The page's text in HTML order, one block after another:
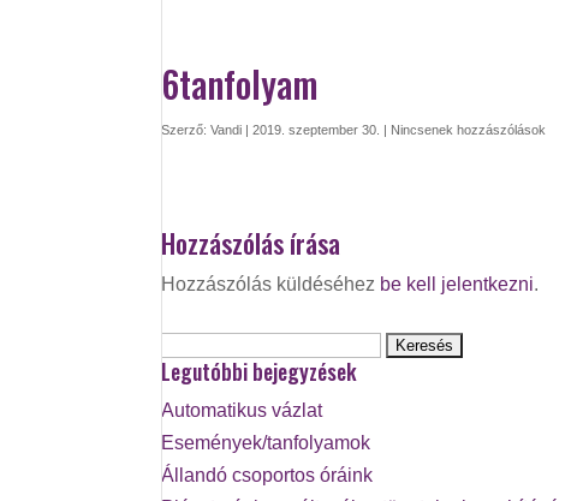
6tanfolyam
Szerző:Vandi |2019. szeptember 30. | Nincsenek hozzászólások
Hozzászólás írása
Hozzászólás küldéséhez be kell jelentkezni.
Legutóbbi bejegyzések
Automatikus vázlat
Események/tanfolyamok
Állandó csoportos óráink